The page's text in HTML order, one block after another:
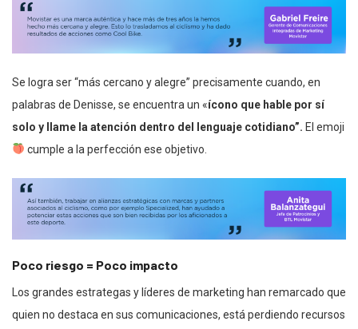
Se logra ser “más cercano y alegre” precisamente cuando, en
palabras de Denisse, se encuentra un «ícono que hable por sí
solo y llame la atención dentro del lenguaje cotidiano”. El emoji
cumple a la perfección ese objetivo.
Poco riesgo = Poco impacto
Los grandes estrategas y líderes de marketing han remarcado que
quien no destaca en sus comunicaciones, está perdiendo recursos